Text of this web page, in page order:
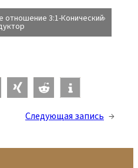
отношение 3:1-Конический
Следующая запись →